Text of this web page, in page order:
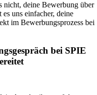
nicht, deine Bewerbung über
uns einfacher, deine
im Bewerbungsprozess bei
bei SPIE